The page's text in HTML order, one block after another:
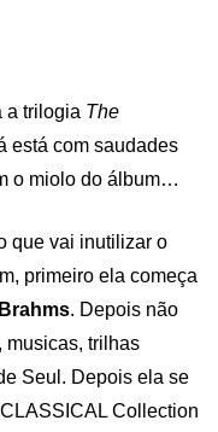
a trilogia The
está com saudades
o miolo do álbum…
que vai inutilizar o
primeiro ela começa
Brahms. Depois não
musicas, trilhas
Seul. Depois ela se
Collection